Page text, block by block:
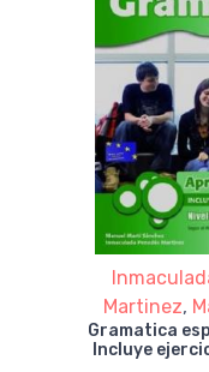
Martinez,
Gramatica
Incluye